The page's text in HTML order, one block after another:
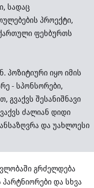
სადაც
პროექტი,
ფეხბურთს
პოზიტიური იყო იმის
- სპონსორები,
გვაქვს შესანიშნავი
ძალიან დიდი
და უახლოესი
გრძელდება
და სხვა